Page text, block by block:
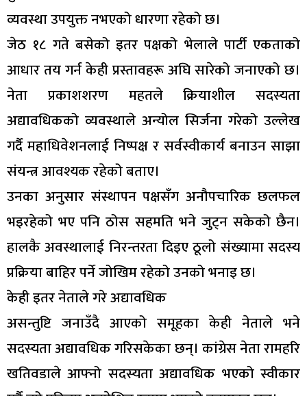
व्यवस्था उपयुक्त नभएको धारणा रहेको छ।
जेठ १८ गते बसेको इतर पक्षको भेलाले पार्टी एकताको
आधार तय गर्न केही प्रस्तावहरू अघि सारेको जनाएको छ।
नेता प्रकाशशरण महतले क्रियाशील सदस्यता
अद्यावधिकको व्यवस्थाले अन्योल सिर्जना गरेको उल्लेख
गर्दै महाधिवेशनलाई निष्पक्ष र सर्वस्वीकार्य बनाउन साझा
संयन्त्र आवश्यक रहेको बताए।
उनका अनुसार संस्थापन पक्षसँग अनौपचारिक छलफल
भइरहेको भए पनि ठोस सहमति भने जुट्न सकेको छैन।
हालकै अवस्थालाई निरन्तरता दिइए ठूलो संख्यामा सदस्य
प्रक्रिया बाहिर पर्ने जोखिम रहेको उनको भनाइ छ।
केही इतर नेताले गरे अद्यावधिक
असन्तुष्टि जनाउँदै आएको समूहका केही नेताले भने
सदस्यता अद्यावधिक गरिसकेका छन्। कांग्रेस नेता रामहरि
खतिवडाले आफ्नो सदस्यता अद्यावधिक भएको स्वीकार